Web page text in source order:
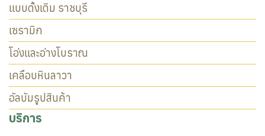
แบบดั้งเดิม ราชบุรี
เซรามิก
โอ่งและอ่างโบราณ
เคลือบหินลาวา
อัลบัมรูปสินค้า
บริการ